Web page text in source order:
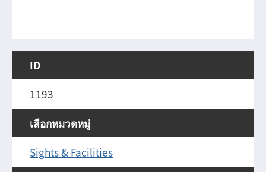
ID
1193
เลือกหมวดหมู่
Sights & Facilities